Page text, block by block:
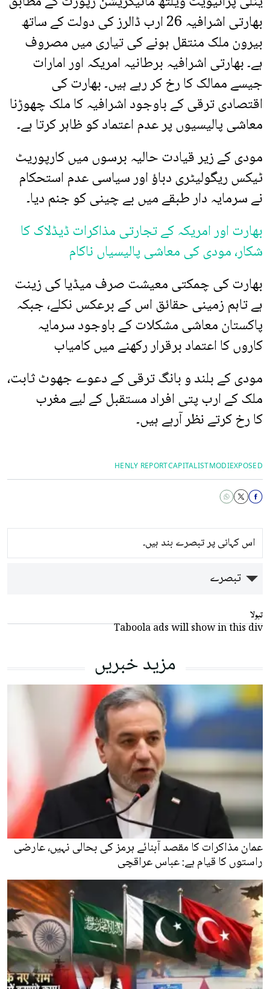
بھارتی اشرافیہ 26 ارب ڈالرز کی دولت کے ساتھ
بیرون ملک منتقل ہونے کی تیاری میں مصروف
ہے۔ بھارتی اشرافیہ برطانیہ امریکہ اور امارات
جیسے ممالک کا رخ کر رہے ہیں۔ بھارت کی
اقتصادی ترقی کے باوجود اشرافیہ کا ملک چھوڑنا
معاشی پالیسیوں پر عدم اعتماد کو ظاہر کرتا ہے۔
مودی کے زیر قیادت حالیہ برسوں میں کارپوریٹ
ٹیکس ریگولیٹری دباؤ اور سیاسی عدم استحکام
نے سرمایہ دار طبقے میں بے چینی کو جنم دیا۔
بھارت اور امریکہ کے تجارتی مذاکرات ڈیڈلاک کا
شکار، مودی کی معاشی پالیسیاں ناکام
بھارت کی چمکتی معیشت صرف میڈیا کی زینت
ہے تاہم زمینی حقائق اس کے برعکس نکلے، جبکہ
پاکستان معاشی مشکلات کے باوجود سرمایہ
کاروں کا اعتماد برقرار رکھنے میں کامیاب
مودی کے بلند و بانگ ترقی کے دعوے جھوٹ ثابت،
ملک کے ارب پتی افراد مستقبل کے لیے مغرب
کا رخ کرتے نظر آرہے ہیں۔
MODIEXPOSED
CAPITALIST
HENLY REPORT
اس کہانی پر تبصرے بند ہیں۔
تبصرے
تبولا
Taboola ads will show in this div
مزید خبریں
عمان مذاکرات کا مقصد آبنائے ہرمز کی بحالی نہیں، عارضی
راستوں کا قیام ہے: عباس عراقچی